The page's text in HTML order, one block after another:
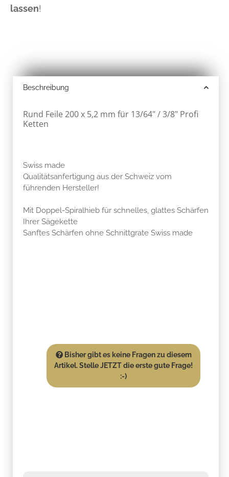
lassen!
Beschreibung
Rund Feile 200 x 5,2 mm für 13/64" / 3/8" Profi
Ketten
Swiss made
Qualitätsanfertigung aus der Schweiz vom
führenden Hersteller!
Mit Doppel-Spiralhieb für schnelles, glattes Schärfen
Ihrer Sägekette
Sanftes Schärfen ohne Schnittgrate Swiss made
Bisher gibt es keine Fragen zu diesem
Artikel. Stelle JETZT die erste gute Frage!
:-)